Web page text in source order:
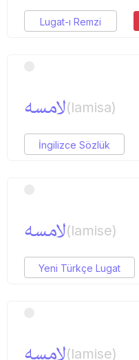
Lugat-ı Remzi
لامسه(lamisa)
İngilizce Sözlük
لامسه(lamise)
Yeni Türkçe Lugat
لامسه(lamise)